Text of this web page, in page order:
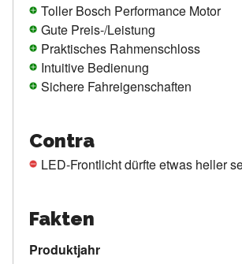
Toller Bosch Performance Motor
Gute Preis-/Leistung
Praktisches Rahmenschloss
Intuitive Bedienung
Sichere Fahreigenschaften
Contra
LED-Frontlicht dürfte etwas heller
Fakten
Produktjahr